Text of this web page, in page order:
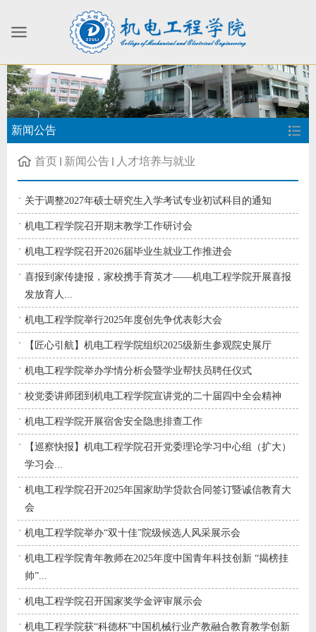
新闻公告
首页 新闻公告 人才培养与就业
关于调整2027年硕士研究生入学考试专业初试科目的通知
机电工程学院召开期末教学工作研讨会
机电工程学院召开2026届毕业生就业工作推进会
喜报到家传捷报，家校携手育英才——机电工程学院开展喜报
发放育人...
机电工程学院举行2025年度创先争优表彰大会
【匠心引航】机电工程学院组织2025级新生参观院史展厅
机电工程学院举办学情分析会暨学业帮扶员聘任仪式
校党委讲师团到机电工程学院宣讲党的二十届四中全会精神
机电工程学院开展宿舍安全隐患排查工作
【巡察快报】机电工程学院召开党委理论学习中心组（扩大）
学习会...
机电工程学院召开2025年国家助学贷款合同签订暨诚信教育大
会
机电工程学院举办“双十佳”院级候选人风采展示会
机电工程学院青年教师在2025年度中国青年科技创新 “揭榜挂
帅”...
机电工程学院召开国家奖学金评审展示会
机电工程学院获“科德杯”中国机械行业产教融合教育教学创新